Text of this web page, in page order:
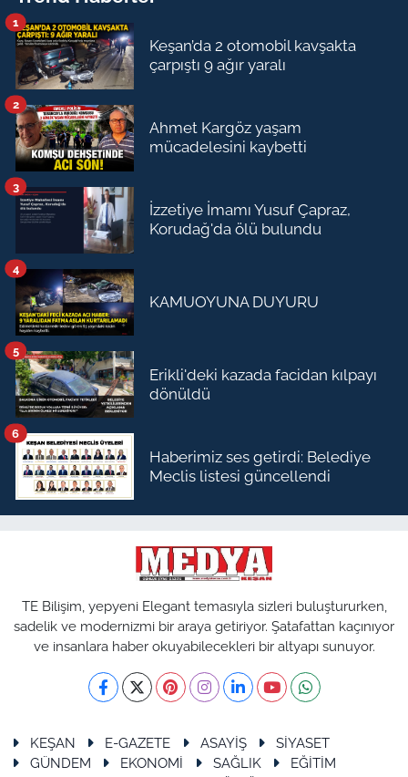
Keşan’da 2 otomobil kavşakta
çarpıştı 9 ağır yaralı
1
Ahmet Kargöz yaşam
mücadelesini kaybetti
2
İzzetiye İmamı Yusuf Çapraz,
Korudağ'da ölü bulundu
3
KAMUOYUNA DUYURU
4
Erikli'deki kazada facidan kılpayı
dönüldü
5
Haberimiz ses getirdi: Belediye
Meclis listesi güncellendi
6
TE Bilişim, yepyeni Elegant temasıyla sizleri buluştururken,
sadelik ve modernizmi bir araya getiriyor. Şatafattan kaçınıyor
ve insanlara haber okuyabilecekleri bir altyapı sunuyor.
KEŞAN E-GAZETE ASAYİŞ
SİYASET
GÜNDEM
EKONOMİ SAĞLIK
EĞİTİM